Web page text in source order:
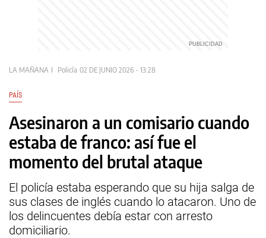
LA MAÑANA Policía 02 DE JUNIO 2026 - 13:28
PAÍS
Asesinaron a un comisario cuando
estaba de franco: así fue el
momento del brutal ataque
El policía estaba esperando que su hija salga de
sus clases de inglés cuando lo atacaron. Uno de
los delincuentes debía estar con arresto
domiciliario.